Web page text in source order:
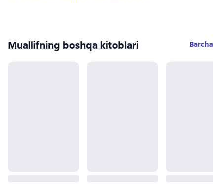
Muallifning boshqa kitoblari Barcha